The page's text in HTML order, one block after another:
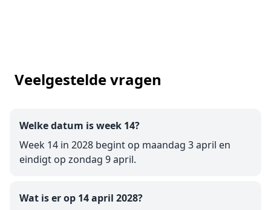
Veelgestelde vragen
Welke datum is week 14?
Week 14 in 2028 begint op maandag 3 april en
eindigt op zondag 9 april.
Wat is er op 14 april 2028?